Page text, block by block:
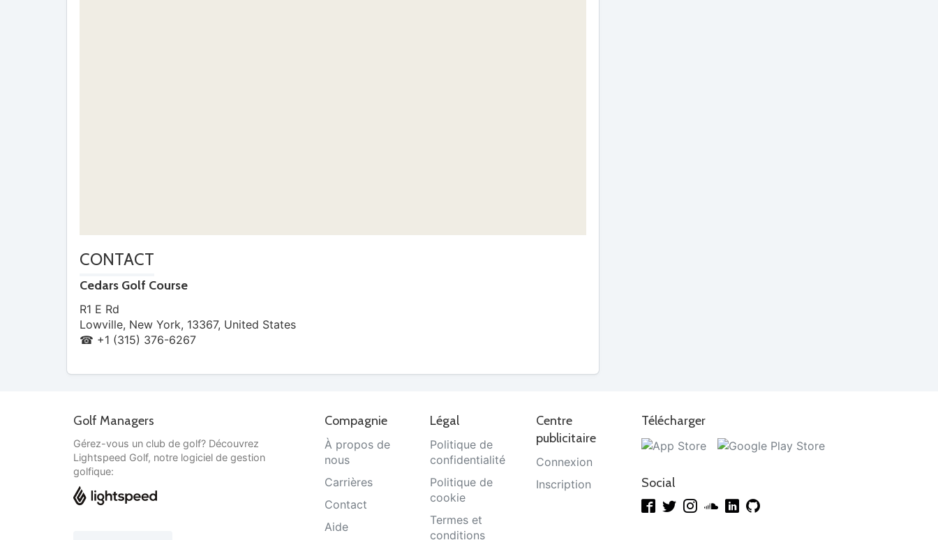
CONTACT
Cedars Golf Course
R1 E Rd
Lowville, New York, 13367, United States
☎ +1 (315) 376-6267
Golf Managers
Gérez-vous un club de golf? Découvrez
Lightspeed Golf, notre logiciel de gestion
golfique:
Compagnie
À propos de
nous
Carrières
Contact
Aide
Légal
Politique de
confidentialité
Politique de
cookie
Termes et
conditions
Centre
publicitaire
Connexion
Inscription
Télécharger
Social